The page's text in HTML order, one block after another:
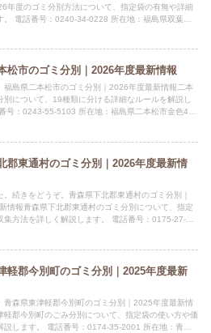
年度のゴミ分別方法について、指定袋の有無や詳細
。 電話番号：0240-34-0228 所在地：福島県双葉郡
松市のゴミ分別｜2026年度最新情報
福島県二本松市のゴミ分別｜2026年度最新情報二本
別について、19種類に分ける詳細なルールを解説し
号：0243-55-5103 所在地：福島県二本松市金色403
郡東通村のゴミ分別｜2026年度最新情
。続きをどうぞ。青森県下北郡東通村のゴミ分別｜
情報青森県下北郡東通村のゴミ分別について、指定
集方法を詳しく解説します。 電話番号：0175-27-
軽郡今別町のゴミ分別｜2025年度最新
青森県東津軽郡今別町のゴミ分別｜2025年度最新情
軽郡今別町のごみ分別について、指定袋の使い方や価
説します。 電話番号：0174-35-2001 所在地：青森